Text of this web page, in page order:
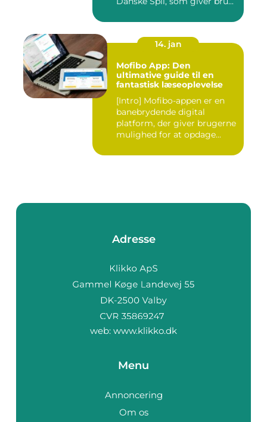
14. jan
Mofibo App: Den
ultimative guide til en
fantastisk læseoplevelse
[Intro] Mofibo-appen er en
banebrydende digital
platform, der giver brugerne
mulighed for at opdage...
Adresse
web: www.klikko.dk
Menu
Annoncering
Om os